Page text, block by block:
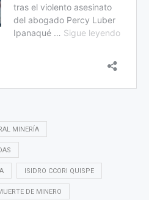
MINERÍA
ISIDRO CCORI QUISPE
DE MINERO